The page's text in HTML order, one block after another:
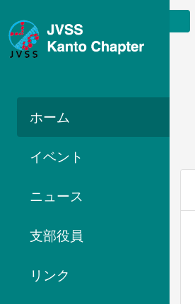
ホーム
イベント
ニュース
支部役員
リンク